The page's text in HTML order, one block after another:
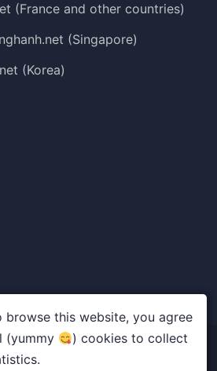
(France and other countries)
(Singapore)
(Korea)
Hành. All rights reserved.
browse this website, you agree
(yummy
) cookies to collect